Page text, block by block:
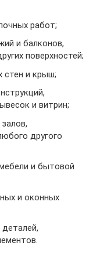
работ;
и балконов,
поверхностей;
стен и крыш;
и витрин;
другого
и бытовой
и оконных